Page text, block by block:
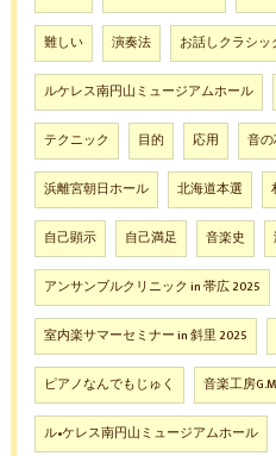
難しい 演奏法 お話しクラシッ
ルケレス南円山ミュージアムホール
テクニック 目的 応用 音
浜離宮朝日ホール 北海道本選
自己顕示 自己満足 音楽史
アンサンブルクリニック in 帯広 2025
室内楽サマーセミナー in 斜里 2025
ピアノなんでもじゅく 音楽工房
ル•ケレス南円山ミュージアムホール